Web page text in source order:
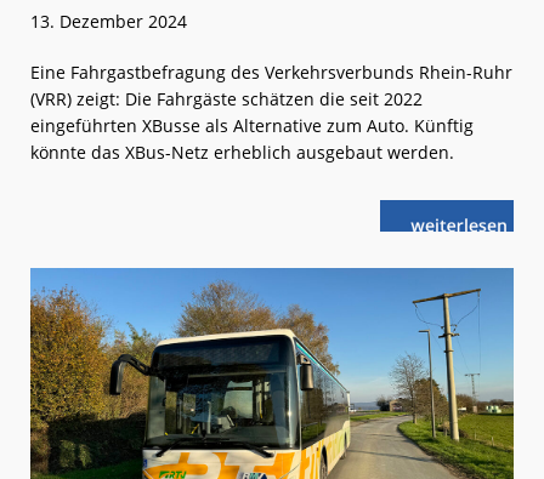
13. Dezember 2024
Eine Fahrgastbefragung des Verkehrsverbunds Rhein-Ruhr
(VRR) zeigt: Die Fahrgäste schätzen die seit 2022
eingeführten XBusse als Alternative zum Auto. Künftig
könnte das XBus-Netz erheblich ausgebaut werden.
weiterlese
nNRW:
den